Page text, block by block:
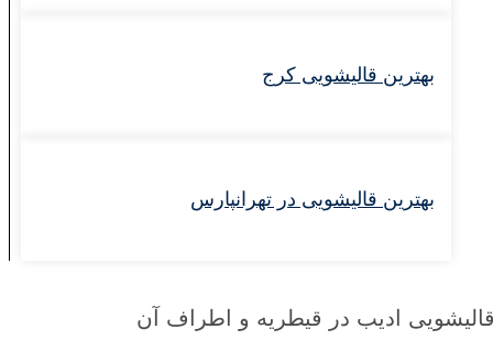
بهترین قالیشویی کرج
بهترین قالیشویی در تهرانپارس
ادیب در قیطریه و اطراف آن